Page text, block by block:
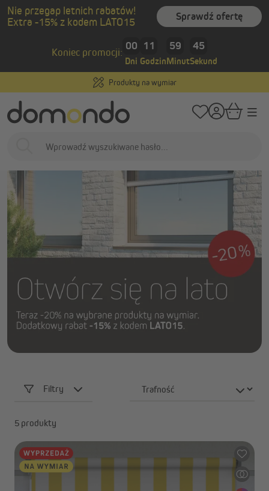
zawartości
Nie przegap letnich rabatów!
Extra -15% z kodem LATO15
Sprawdź ofertę
Koniec promocji: 00
Dni
11
Godzin
59
Minut
44
Sekund
Produkty na wymiar
Strona główna Promocje / Otwórz się na lato!
Otwórz się na lato!
Filtry
5 produkty